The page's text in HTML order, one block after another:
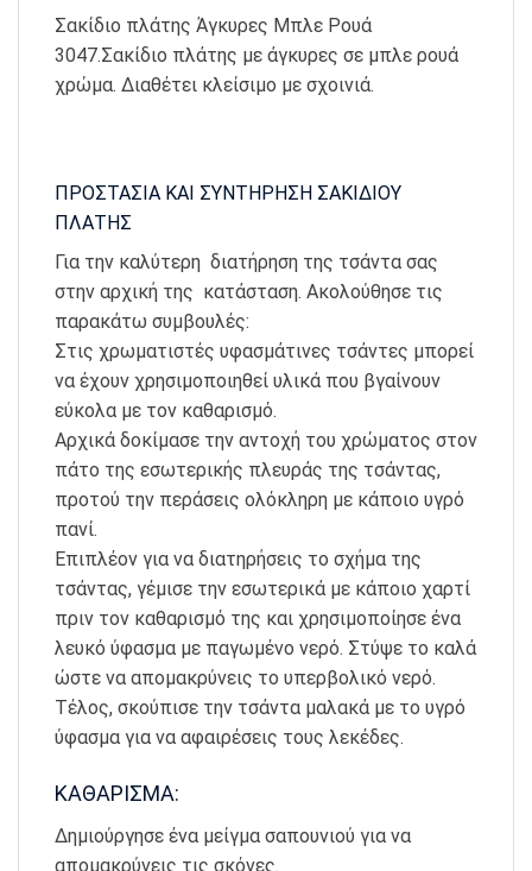
Σακίδιο πλάτης Άγκυρες Μπλε Ρουά
3047.Σακίδιο πλάτης με άγκυρες σε μπλε ρουά
χρώμα. Διαθέτει κλείσιμο με σχοινιά.
ΠΡΟΣΤΑΣΙΑ ΚΑΙ ΣΥΝΤΗΡΗΣΗ ΣΑΚΙΔΙΟΥ
ΠΛΑΤΗΣ
Για την καλύτερη διατήρηση της τσάντα σας
στην αρχική της κατάσταση. Ακολούθησε τις
παρακάτω συμβουλές:
Στις χρωματιστές υφασμάτινες τσάντες μπορεί
να έχουν χρησιμοποιηθεί υλικά που βγαίνουν
εύκολα με τον καθαρισμό.
Αρχικά δοκίμασε την αντοχή του χρώματος στον
πάτο της εσωτερικής πλευράς της τσάντας,
προτού την περάσεις ολόκληρη με κάποιο υγρό
πανί.
Επιπλέον για να διατηρήσεις το σχήμα της
τσάντας, γέμισε την εσωτερικά με κάποιο χαρτί
πριν τον καθαρισμό της και χρησιμοποίησε ένα
λευκό ύφασμα με παγωμένο νερό. Στύψε το καλά
ώστε να απομακρύνεις το υπερβολικό νερό.
Τέλος, σκούπισε την τσάντα μαλακά με το υγρό
ύφασμα για να αφαιρέσεις τους λεκέδες.
ΚΑΘΑΡΙΣΜΑ:
Δημιούργησε ένα μείγμα σαπουνιού για να
απομακρύνεις τις σκόνες.